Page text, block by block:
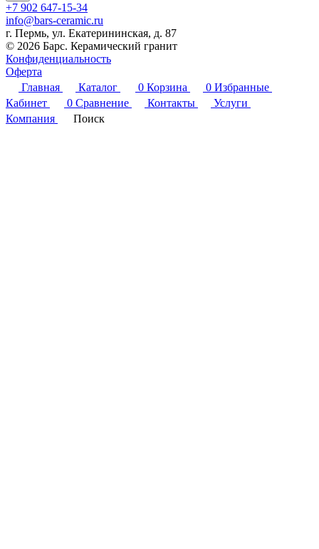
+7 902 647-15-34
info@bars-ceramic.ru
г. Пермь, ул. Екатерининская, д. 87
© 2026 Барс. Керамический гранит
Конфиденциальность
Оферта
Главная
Каталог 0 Корзина 0 Избранные
Кабинет
0 Сравнение Контакты
Услуги
Компания
Поиск